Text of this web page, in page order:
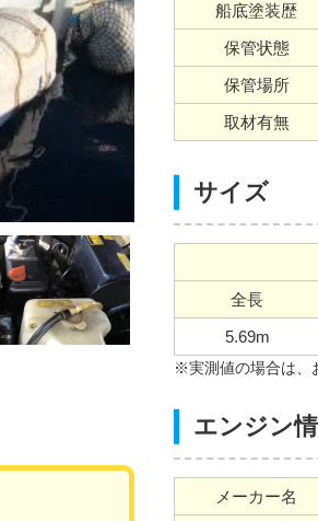
船底塗装歴
保管状態
保管場所
取材有無
サイズ
全長
5.69m
※実測値の場合は、
エンジン
メーカー名